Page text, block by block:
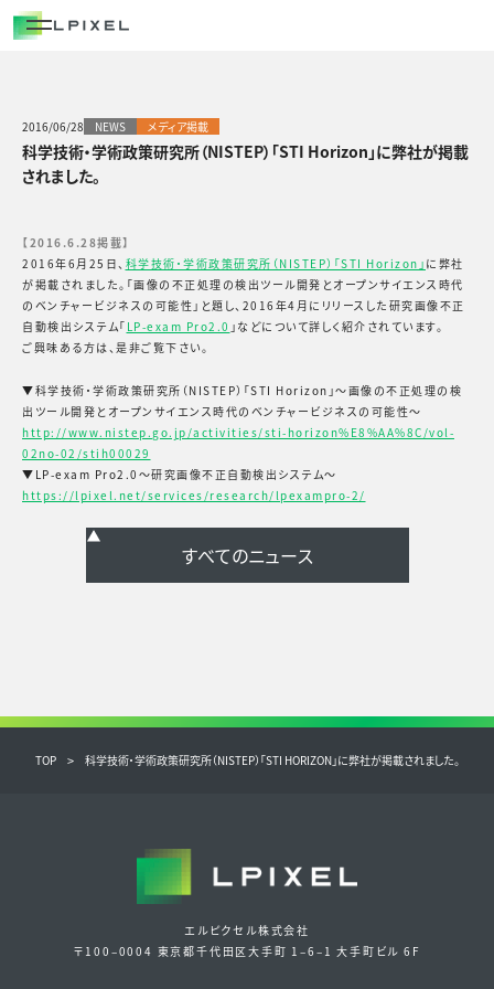
COMPANY
経営メンバー
CAREERS
NEWS/OUT COME
BLOG
2016/06/28 NEWS メディア掲載
科学技術・学術政策研究所（NISTEP）「STI Horizon」に弊社が掲載
されました。
【2016.6.28掲載】
2016年6月25日、 科学技術・学術政策研究所（NISTEP）「STI Horizon」 に弊社
が掲載されました。「画像の不正処理の検出ツール開発とオープンサイエンス時代
のベンチャービジネスの可能性」と題し、2016年4月にリリースした研究画像不正
自動検出システム「 LP-exam Pro2.0 」などについて詳しく紹介されています。
ご興味ある方は、是非ご覧下さい。
▼科学技術・学術政策研究所（NISTEP）「STI Horizon」〜画像の不正処理の検
出ツール開発とオープンサイエンス時代のベンチャービジネスの可能性〜
http://www.nistep.go.jp/activities/sti-horizon%E8%AA%8C/vol-
02no-02/stih00029
▼LP-exam Pro2.0〜研究画像不正自動検出システム〜
https://lpixel.net/services/research/lpexampro-2/
TOP 科学技術・学術政策研究所（NISTEP）「STI HORIZON」に弊社が掲載されました。
エルピクセル株式会社
〒100‒0004 東京都千代田区大手町 1‒6‒1 大手町ビル 6F